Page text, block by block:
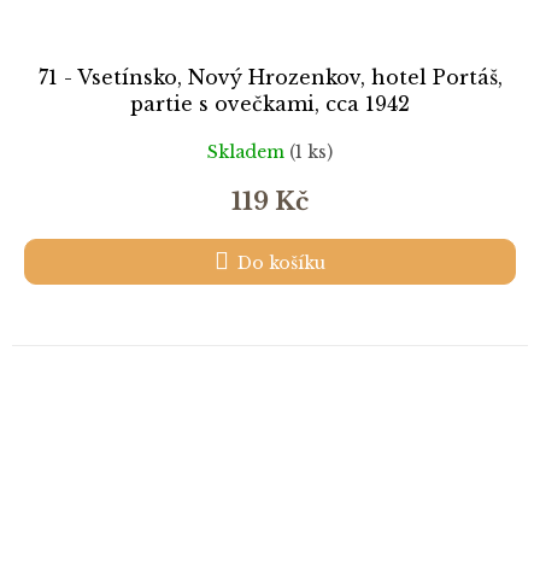
71 - Vsetínsko, Nový Hrozenkov, hotel Portáš,
partie s ovečkami, cca 1942
Skladem (1 ks)
119 Kč
Do košíku